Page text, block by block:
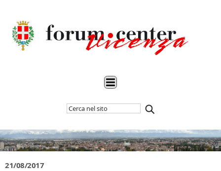
Cerca
nel
Inizia
21/08/2017